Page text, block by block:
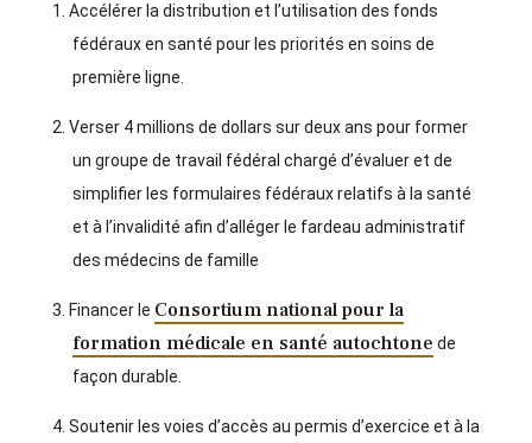
Accélérer la distribution et l’utilisation des fonds
fédéraux en santé pour les priorités en soins de
première ligne.
Verser 4 millions de dollars sur deux ans pour former
un groupe de travail fédéral chargé d’évaluer et de
simplifier les formulaires fédéraux relatifs à la santé
et à l’invalidité afin d’alléger le fardeau administratif
des médecins de famille
Financer le Consortium national pour la
formation médicale en santé autochtone de
façon durable.
Soutenir les voies d’accès au permis d’exercice et à la